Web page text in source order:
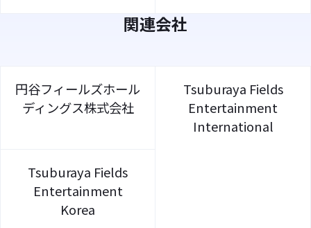
関連会社
円谷フィールズホール
ディングス株式会社
Tsuburaya Fields
Entertainment
International
Tsuburaya Fields
Entertainment
Korea